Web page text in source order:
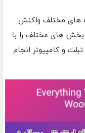
های مختلف واکنش
بخش های مختلف را با
و کامپیوتر انجام